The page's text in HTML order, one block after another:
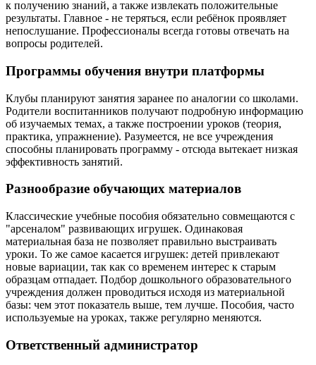
к получению знаний, а также извлекать положительные
результаты. Главное - не теряться, если ребёнок проявляет
непослушание. Профессионалы всегда готовы отвечать на
вопросы родителей.
Программы обучения внутри платформы
Клубы планируют занятия заранее по аналогии со школами.
Родители воспитанников получают подробную информацию
об изучаемых темах, а также построении уроков (теория,
практика, упражнение). Разумеется, не все учреждения
способны планировать программу - отсюда вытекает низкая
эффективность занятий.
Разнообразие обучающих материалов
Классические учебные пособия обязательно совмещаются с
"арсеналом" развивающих игрушек. Одинаковая
материальная база не позволяет правильно выстраивать
уроки. То же самое касается игрушек: детей привлекают
новые вариации, так как со временем интерес к старым
образцам отпадает. Подбор дошкольного образовательного
учреждения должен проводиться исходя из материальной
базы: чем этот показатель выше, тем лучше. Пособия, часто
используемые на уроках, также регулярно меняются.
Ответственный администратор